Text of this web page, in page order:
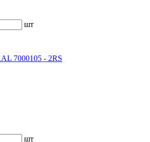
шт
7000105 - 2RS
шт